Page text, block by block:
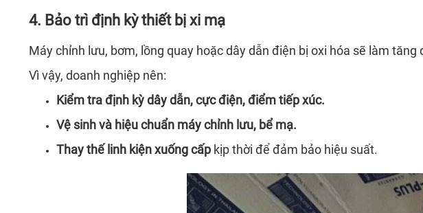
4. Bảo trì định kỳ thiết bị xi mạ
Máy chỉnh lưu, bơm, lồng quay hoặc dây dẫn điện bị oxi hóa sẽ làm tăng
Vì vậy, doanh nghiệp nên:
Kiểm tra định kỳ dây dẫn, cực điện, điểm tiếp xúc.
Vệ sinh và hiệu chuẩn máy chỉnh lưu, bể mạ.
Thay thế linh kiện xuống cấp kịp thời để đảm bảo hiệu suất.